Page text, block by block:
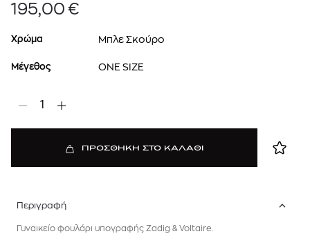
195,00 €
Χρώμα Μπλε Σκούρο
Μέγεθος ONE SIZE
1
ΠΡΟΣΘΗΚΗ ΣΤΟ ΚΑΛΑΘΙ
Περιγραφή
Γυναικείο φουλάρι υπογραφής Zadig & Voltaire.